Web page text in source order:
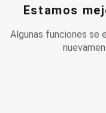
Estamos
Algunas funciones se